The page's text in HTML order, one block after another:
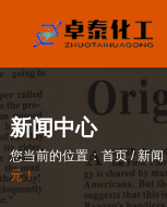
关于我们
您当前的位置：首页 / 新闻
元！
新闻中心
您当前的位置：首页/新闻
元！